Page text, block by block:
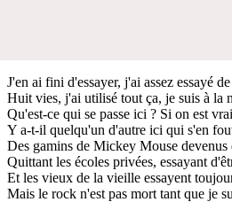
J'en ai fini d'essayer, j'ai assez essayé
Huit vies, j'ai utilisé tout ça, je suis à la
Qu'est-ce qui se passe ici ? Si on est
Y a-t-il quelqu'un d'autre ici qui s'en
Des gamins de Mickey Mouse devenus
Quittant les écoles privées, essayant
Et les vieux de la vieille essayent
Mais le rock n'est pas mort tant que je